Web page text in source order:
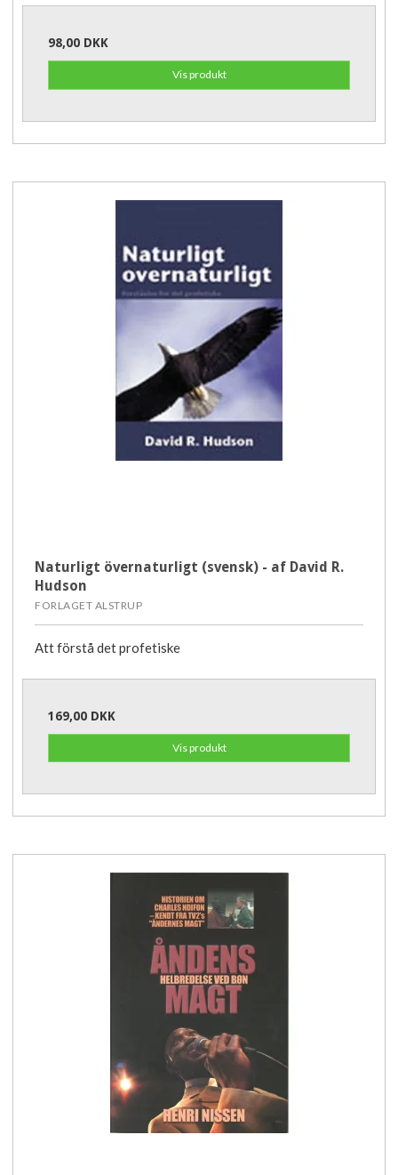
98,00 DKK
Vis produkt
Naturligt övernaturligt (svensk) - af David R.
Hudson
FORLAGET ALSTRUP
Att förstå det profetiske
169,00 DKK
Vis produkt